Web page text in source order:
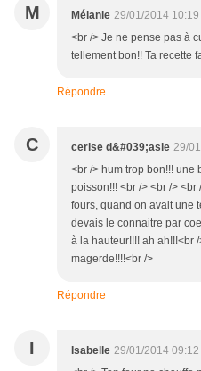
M Mélanie 29/01/2014 10:19
<br /> Je ne pense pas à
tellement bon!! Ta recette
Répondre
C cerise d&#039;asie 29/
<br /> hum trop bon!!! une
poisson!!! <br /> <br />
fours, quand on avait une
devais le connaitre par
à la hauteur!!!! ah ah!!!<br
magerde!!!!<br />
Répondre
I Isabelle 29/01/2014 09:12